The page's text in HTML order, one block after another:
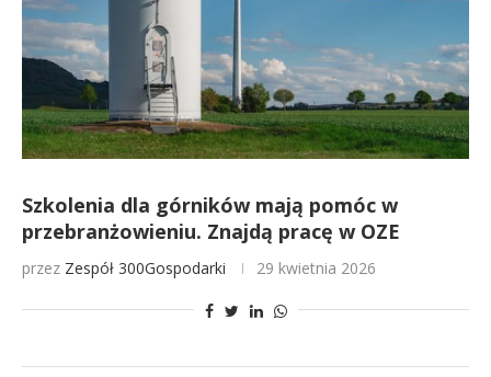
Szkolenia dla górników mają pomóc w
przebranżowieniu. Znajdą pracę w OZE
przez Zespół 300Gospodarki 29 kwietnia 2026